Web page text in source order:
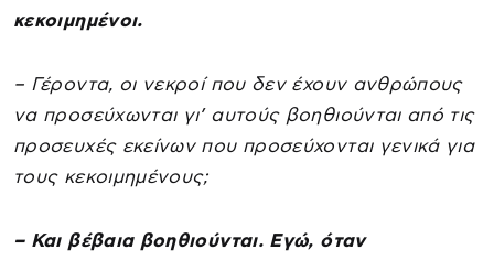
κεκοιμημένοι.
– Γέροντα, οι νεκροί που δεν έχουν ανθρώπους
να προσεύχωνται γι’ αυτούς βοηθιούνται από τις
προσευχές εκείνων που προσεύχονται γενικά για
τους κεκοιμημένους;
– Και βέβαια βοηθιούνται. Εγώ, όταν